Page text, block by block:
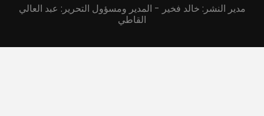
مدير النشر: خالد فخير - المدير ومسؤول التحرير: عبد العالي
القاطي